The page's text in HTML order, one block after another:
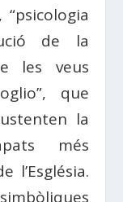
“psicologia
de la
les veus
que
la
més
l’Església.